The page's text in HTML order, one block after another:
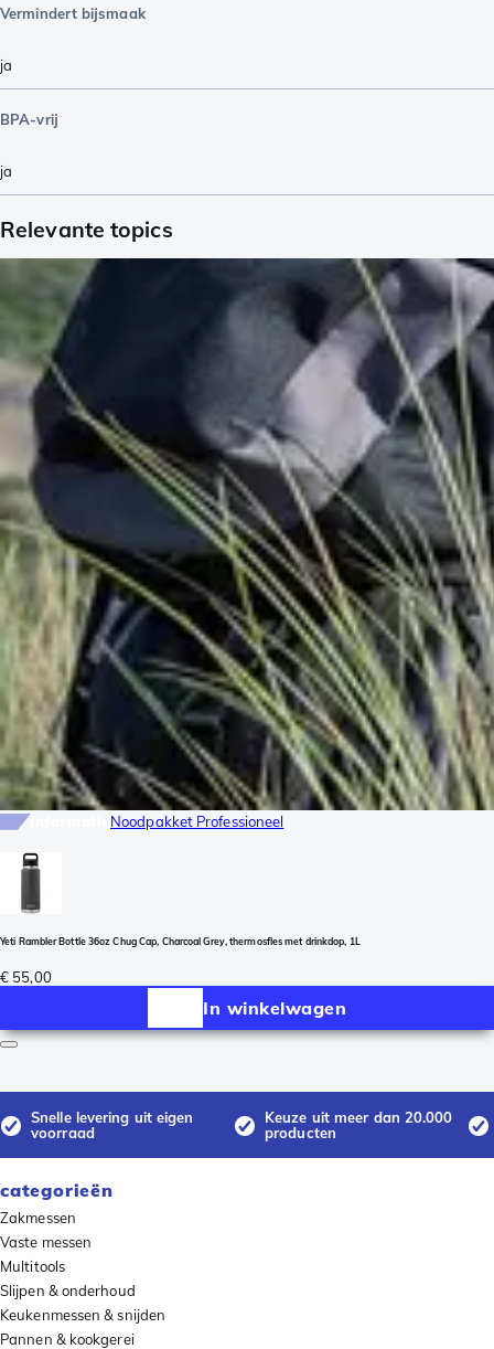
Vermindert bijsmaak
ja
BPA-vrij
ja
Relevante topics
Noodpakket Professioneel
Yeti Rambler Bottle 36oz Chug Cap, Charcoal Grey, thermosfles met drinkdop, 1L
€ 55,00
In winkelwagen
Snelle levering uit eigen
voorraad
Keuze uit meer dan 20.000
producten
categorieën
Zakmessen
Vaste messen
Multitools
Slijpen & onderhoud
Keukenmessen & snijden
Pannen & kookgerei